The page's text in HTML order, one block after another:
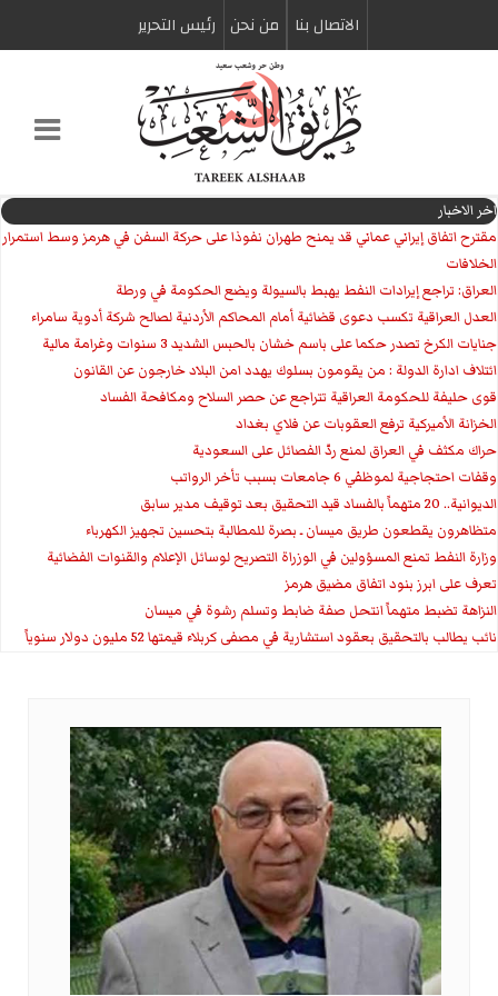
الاتصال بنا من نحن رئیس التحریر
اخر الاخبار
مقترح اتفاق إيراني عماني قد يمنح طهران نفوذا على حركة السفن في هرمز وسط استمرار
الخلافات
العراق: تراجع إيرادات النفط يهبط بالسيولة ويضع الحكومة في ورطة
العدل العراقية تكسب دعوى قضائية أمام المحاكم الأردنية لصالح شركة أدوية سامراء
جنايات الكرخ تصدر حكما على باسم خشان بالحبس الشديد 3 سنوات وغرامة مالية
ائتلاف ادارة الدولة : من يقومون بسلوك يهدد امن البلاد خارجون عن القانون
قوى حليفة للحكومة العراقية تتراجع عن حصر السلاح ومكافحة الفساد
الخزانة الأميركية ترفع العقوبات عن فلاي بغداد
حراك مكثف في العراق لمنع ردّ الفصائل على السعودية
وقفات احتجاجية لموظفي 6 جامعات بسبب تأخر الرواتب
الديوانية.. 20 متهماً بالفساد قيد التحقيق بعد توقيف مدير سابق
متظاهرون يقطعون طريق ميسان ـ بصرة للمطالبة بتحسين تجهيز الكهرباء
وزارة النفط تمنع المسؤولين في الوزراة التصريح لوسائل الإعلام والقنوات الفضائية
تعرف على ابرز بنود اتفاق مضيق هرمز
النزاهة تضبط متهماً انتحل صفة ضابط وتسلم رشوة في ميسان
نائب يطالب بالتحقيق بعقود استشارية في مصفى كربلاء قيمتها 52 مليون دولار سنوياً